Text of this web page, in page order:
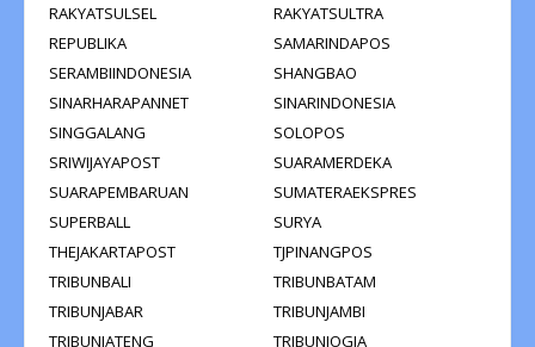
RAKYATSULSEL
RAKYATSULTRA
REPUBLIKA
SAMARINDAPOS
SERAMBIINDONESIA
SHANGBAO
SINARHARAPANNET
SINARINDONESIA
SINGGALANG
SOLOPOS
SRIWIJAYAPOST
SUARAMERDEKA
SUARAPEMBARUAN
SUMATERAEKSPRES
SUPERBALL
SURYA
THEJAKARTAPOST
TJPINANGPOS
TRIBUNBALI
TRIBUNBATAM
TRIBUNJABAR
TRIBUNJAMBI
TRIBUNJATENG
TRIBUNJOGJA